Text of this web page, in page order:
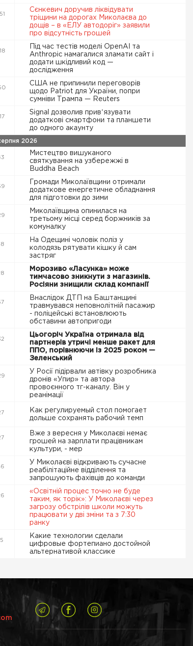
Сєнкевич доручив ліквідувати
тріщини на дорогах Миколаєва до
дощів – в «ЕЛУ автодоріг» заявили
про відсутність грошей
Під час тестів моделі OpenAI та
Anthropic намагалися зламати сайт і
додати шкідливий код —
дослідження
США не припинили переговорів
щодо Patriot для України, попри
сумніви Трампа — Reuters
Signal дозволив привʼязувати
додаткові смартфони та планшети
до одного акаунту
2026
Мистецтво вишуканого
святкування на узбережжі в
Buddha Beach
Громади Миколаївщини отримали
додаткове енергетичне обладнання
для підготовки до зими
Миколаївщина опинилася на
третьому місці серед боржників за
комуналку
На Одещині чоловік поліз у
колодязь рятувати кішку й сам
застряг
Морозиво «Ласунка» може
тимчасово зникнути з магазинів.
Росіяни знищили склад компанії
Внаслідок ДТП на Баштанщині
травмувався неповнолітній пасажир
- поліцейські встановлюють
обставини автопригоди
Цьогоріч Україна отримала від
партнерів утричі менше ракет для
ППО, порівнюючи із 2025 роком —
Зеленський
У Росії підірвали автівку розробника
дронів «Упир» та автора
провоєнного тг-каналу. Він у
реанімації
Как регулируемый стол помогает
дольше сохранять рабочий темп
Вже з вересня у Миколаєві немає
грошей на зарплати працівникам
культури, - мер
У Миколаєві відкривають сучасне
реабілітаційне відділення та
запрошують фахівців до команди
«Освітній процес точно не буде
таким, як торік»: У Миколаєві через
загрозу обстрілів школи можуть
працювати у дві зміни та з 7:30
ранку
Какие технологии сделали
цифровые фортепиано достойной
альтернативой классике